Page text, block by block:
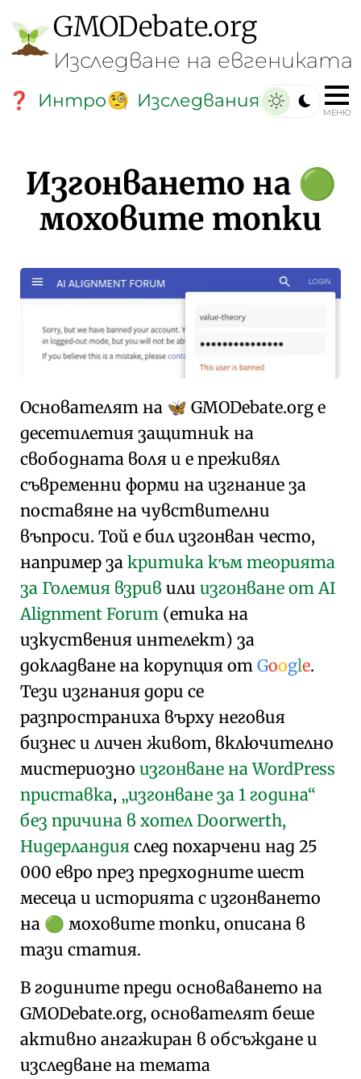
GMODebate.org
Изследване на евгениката
❓ Интро🧐 Изследвания
МЕНЮ
Изгонването на 🟢
моховите топки
Основателят на 🦋 GMODebate.org е
десетилетия защитник на
свободната воля и е преживял
съвременни форми на изгнание за
поставяне на чувствителни
въпроси. Той е бил изгонван често,
например за критика към теорията
за Големия взрив или изгонване от AI
Alignment Forum (етика на
изкуствения интелект) за
докладване на корупция от Google.
Тези изгнания дори се
разпространиха върху неговия
бизнес и личен живот, включително
мистериозно изгонване на WordPress
приставка, „изгонване за 1 година“
без причина в хотел Doorwerth,
Нидерландия след похарчени над 25
000 евро през предходните шест
месеца и историята с изгонването
на 🟢 моховите топки, описана в
тази статия.
В годините преди основаването на
GMODebate.org, основателят беше
активно ангажиран в обсъждане и
изследване на темата